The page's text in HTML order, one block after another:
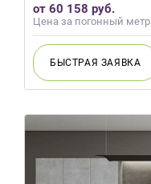
от 60 158 руб.
Цена за погонный метр
БЫСТРАЯ ЗАЯВКА